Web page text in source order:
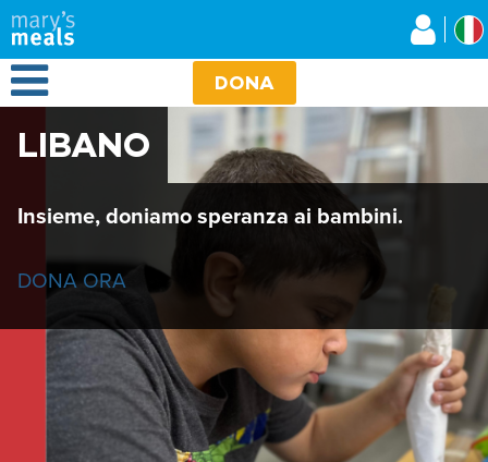
Salta
al
contenuto
principale
Open Menu DONA
LIBANO
Insieme, doniamo speranza ai bambini.
DONA ORA